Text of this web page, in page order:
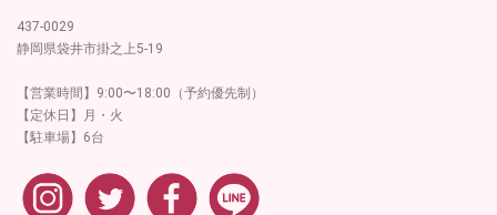
437-0029
静岡県袋井市掛之上5-19
【営業時間】9:00〜18:00（予約優先制）
【定休日】月・火
【駐車場】6台